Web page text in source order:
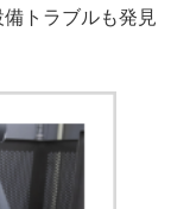
トラブルも発見